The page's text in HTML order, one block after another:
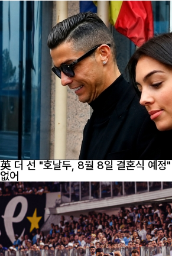
英 더 선 "호날두, 8월 8일 결혼식 예
없어